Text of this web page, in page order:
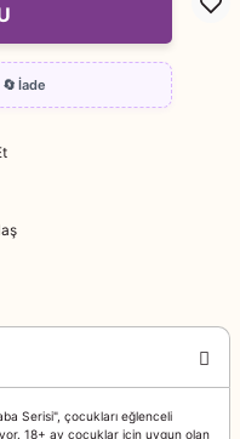
Serisi", çocukları eğlenceli
18+ ay çocuklar için uygun olan